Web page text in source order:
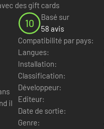
des gift cards
10
Basé sur
58 avis
Compatibilité par pays:
Langues:
Installation:
Classification:
Développeur:
Editeur:
Date de sortie:
Genre: